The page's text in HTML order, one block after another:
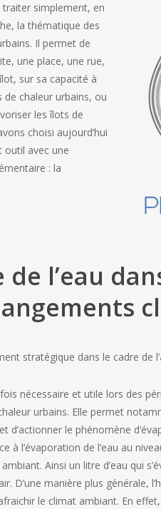
simplement, en
la thématique des
Il permet de
une place, une rue,
sur sa capacité à
chaleur urbains, ou
les îlots de
choisi aujourd’hui
outil avec une
: la
de l’eau
stratégique dans le cadre de
nécessaire et utile lors des
urbains. Elle permet
d’actionner le phénomène
à l’évaporation de l’eau au
Ainsi un litre d’eau qui
D’une manière plus générale,
le climat ambiant. En